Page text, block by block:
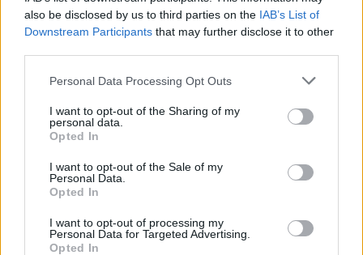
also be disclosed by us to third parties on the IAB’s List of
Downstream Participants that may further disclose it to other
Personal Data Processing Opt Outs
I want to opt-out of the Sharing of my
personal data.
Opted In
I want to opt-out of the Sale of my
Personal Data.
Opted In
I want to opt-out of processing my
Personal Data for Targeted Advertising.
Opted In